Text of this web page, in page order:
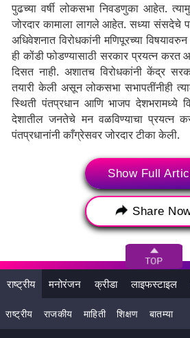
पुढच्या वर्षी लोकसभा निवडणुका आहेत.
जोरदार कामाला लागले आहेत. सध्या संसदेचे
अधिवेशनात विरोधकांनी मणिपूरच्या
ही कोंडी फोडण्यासाठी सरकार प्रयत्न करत
दिसत नाही. अशातच विरोधकांनी केंद्र
तयारी केली असून लोकसभा सभापतींनीही
स्थिती पंतप्रधान आणि भाजप देशभरामध्ये
देशातील जनतेचे मन वळविण्याचा प्रयत्न
पंतप्रधानांनी काँग्रेसवर जोरदार टीका केली.
Ashok Gehlot Narendra
Narendra Modi speech Rajasthan
अशोक गहलोत
राजस्थान पालिटीक्स
राजस्थानचे राजकारण रेड डायरी प्रकरण
Show Full
Share
राष्ट्रीय मनोरंजन क्रीडा लाइफस्टाइल
राष्ट्रीय राजकीय माहिती शिक्षण बातम्या